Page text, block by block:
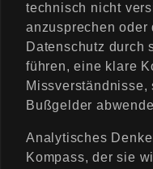
technisch nicht
anzusprechen oder
Datenschutz durch
führen, eine klare
Bußgelder
Analytisches
Kompass, der sie